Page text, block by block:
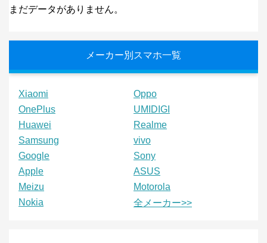
まだデータがありません。
メーカー別スマホ一覧
Xiaomi
Oppo
OnePlus
UMIDIGI
Huawei
Realme
Samsung
vivo
Google
Sony
Apple
ASUS
Meizu
Motorola
Nokia
全メーカー>>